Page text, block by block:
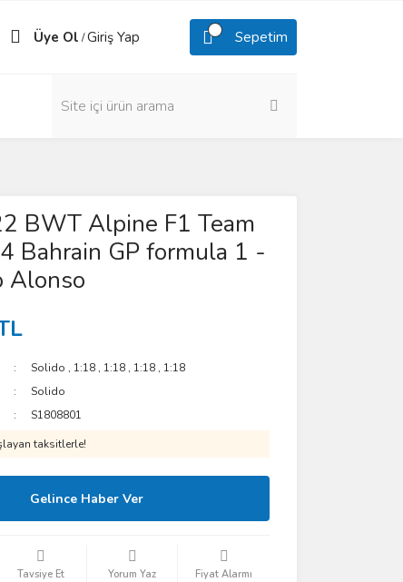
Üye Ol /Giriş Yap Sepetim
BWT Alpine F1 Team
Bahrain GP formula 1 -
Alonso
Solido , 1:18 , 1:18 , 1:18 , 1:18
Solido
S1808801
taksitlerle!
Gelince Haber Ver
Tavsiye Et Yorum Yaz Fiyat Alarmı